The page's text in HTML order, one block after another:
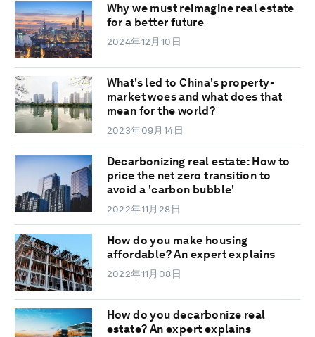
Why we must reimagine real estate
for a better future
2024年12月10日
What's led to China's property-
market woes and what does that
mean for the world?
2023年09月14日
Decarbonizing real estate: How to
price the net zero transition to
avoid a 'carbon bubble'
2022年11月28日
How do you make housing
affordable? An expert explains
2022年11月08日
How do you decarbonize real
estate? An expert explains